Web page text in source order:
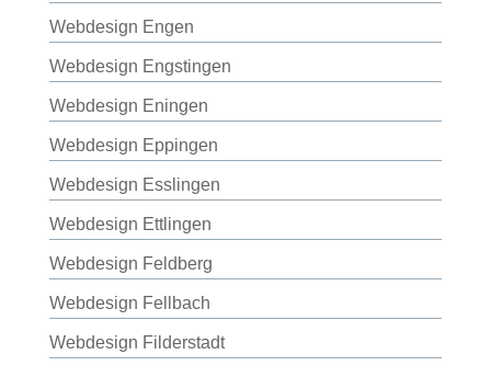
Webdesign Engen
Webdesign Engstingen
Webdesign Eningen
Webdesign Eppingen
Webdesign Esslingen
Webdesign Ettlingen
Webdesign Feldberg
Webdesign Fellbach
Webdesign Filderstadt